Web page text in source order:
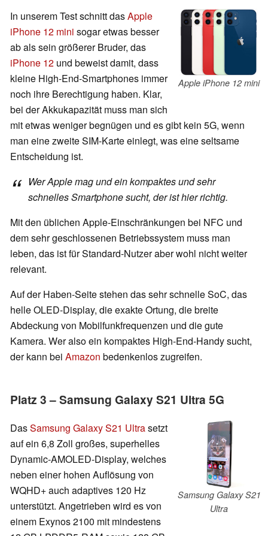
Apple iPhone 12 mini
In unserem Test schnitt dasApple
iPhone 12 mini sogar etwas besser
ab als sein größerer Bruder, das
iPhone 12 und beweist damit, dass
kleine High-End-Smartphones immer
noch ihre Berechtigung haben. Klar,
bei der Akkukapazität muss man sich
mit etwas weniger begnügen und es gibt kein 5G, wenn
man eine zweite SIM-Karte einlegt, was eine seltsame
Entscheidung ist.
Wer Apple mag und ein kompaktes und sehr
schnelles Smartphone sucht, der ist hier richtig.
Mit den üblichen Apple-Einschränkungen bei NFC und
dem sehr geschlossenen Betriebssystem muss man
leben, das ist für Standard-Nutzer aber wohl nicht weiter
relevant.
Auf der Haben-Seite stehen das sehr schnelle SoC, das
helle OLED-Display, die exakte Ortung, die breite
Abdeckung von Mobilfunkfrequenzen und die gute
Kamera. Wer also ein kompaktes High-End-Handy sucht,
der kann bei Amazon bedenkenlos zugreifen.
Platz 3 – Samsung Galaxy S21 Ultra 5G
Samsung Galaxy S21
Ultra
DasSamsung Galaxy S21 Ultrasetzt
auf ein 6,8 Zoll großes, superhelles
Dynamic-AMOLED-Display, welches
neben einer hohen Auflösung von
WQHD+ auch adaptives 120 Hz
unterstützt. Angetrieben wird es von
einem Exynos 2100 mit mindestens